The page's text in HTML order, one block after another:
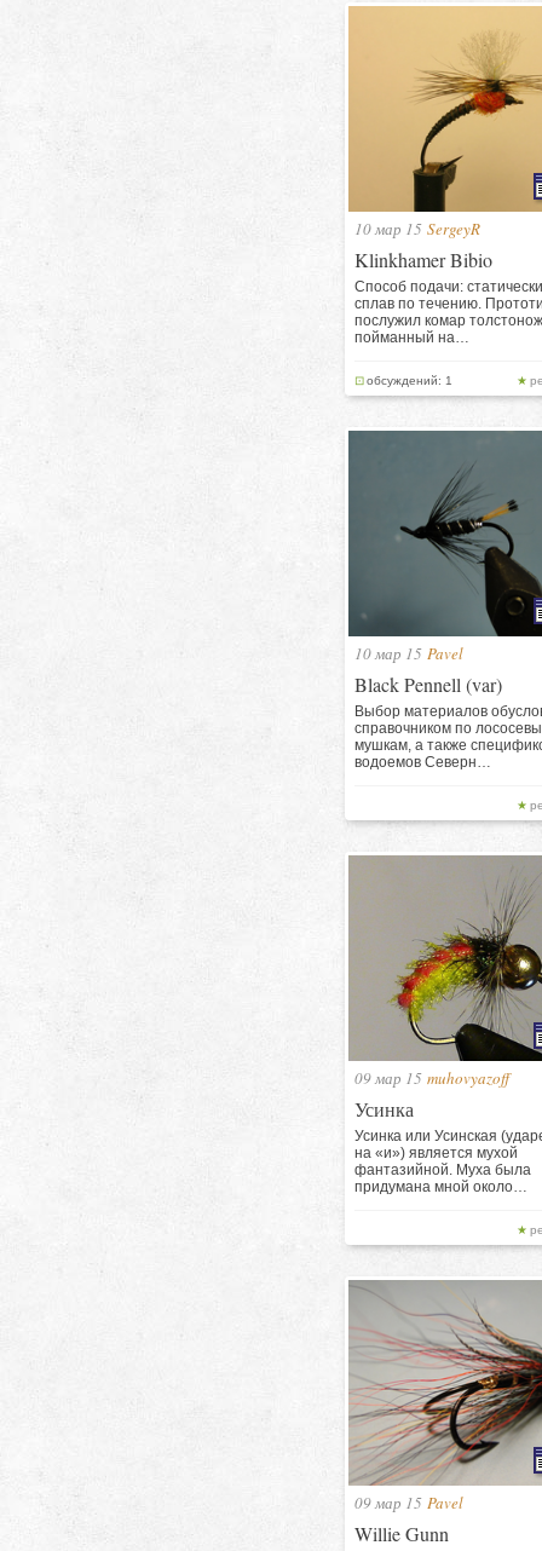
10 мар 15 SergeyR
Klinkhamer Bibio
Способ подачи:
сплав по течению.
послужил комар
пойманный на…
обсуждений: 1
10 мар 15 Pavel
Black Pennell (var)
Выбор материалов
справочником по
мушкам, а также
водоемов Северн…
09 мар 15 muhovyazoff
Усинка
Усинка или Усинская
на «и») является мухой
фантазийной. Муха была
придумана мной около…
09 мар 15 Pavel
Willie Gunn